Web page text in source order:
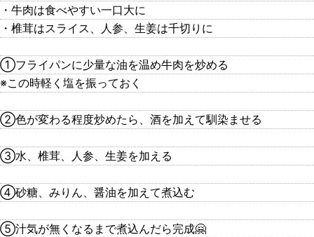
・牛肉は食べやすい一口大に
・椎茸はスライス、人参、生姜は千切りに
①フライパンに少量な油を温め牛肉を炒める
※この時軽く塩を振っておく
②色が変わる程度炒めたら、酒を加えて馴染ませる
③水、椎茸、人参、生姜を加える
④砂糖、みりん、醤油を加えて煮込む
⑤汁気が無くなるまで煮込んだら完成🤗